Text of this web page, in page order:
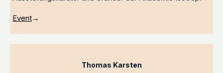
Event→
Thomas Karsten